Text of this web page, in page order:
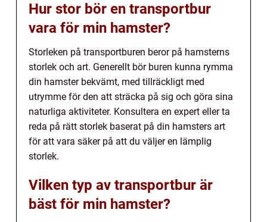
Hur stor bör en transportbur
vara för min hamster?
Storleken på transportburen beror på hamsterns
storlek och art. Generellt bör buren kunna rymma
din hamster bekvämt, med tillräckligt med
utrymme för den att sträcka på sig och göra sina
naturliga aktiviteter. Konsultera en expert eller ta
reda på rätt storlek baserat på din hamsters art
för att vara säker på att du väljer en lämplig
storlek.
Vilken typ av transportbur är
bäst för min hamster?